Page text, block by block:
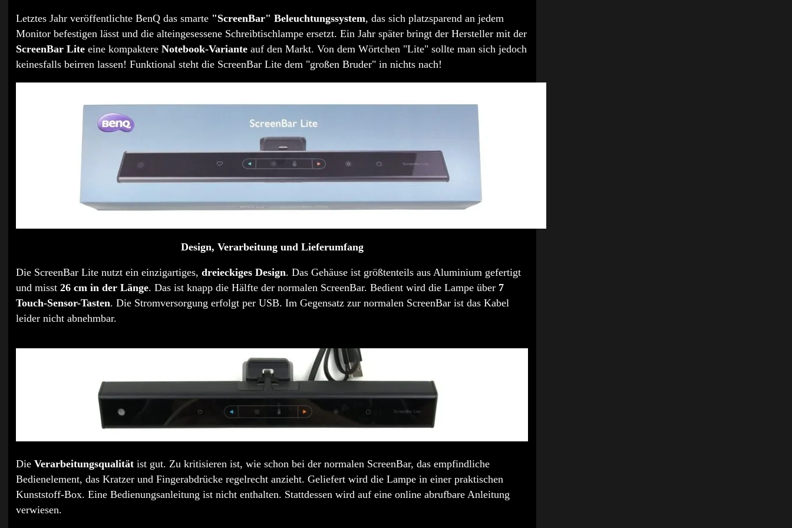
Letztes Jahr veröffentlichte BenQ das smarte "ScreenBar" Beleuchtungssystem, das sich platzsparend an jedem
Monitor befestigen lässt und die alteingesessene Schreibtischlampe ersetzt. Ein Jahr später bringt der Hersteller mit der
ScreenBar Lite eine kompaktere Notebook-Variante auf den Markt. Von dem Wörtchen "Lite" sollte man sich jedoch
keinesfalls beirren lassen! Funktional steht die ScreenBar Lite dem "großen Bruder" in nichts nach!
Design, Verarbeitung und Lieferumfang
Die ScreenBar Lite nutzt ein einzigartiges, dreieckiges Design. Das Gehäuse ist größtenteils aus Aluminium gefertigt
und misst 26 cm in der Länge. Das ist knapp die Hälfte der normalen ScreenBar. Bedient wird die Lampe über 7
Touch-Sensor-Tasten. Die Stromversorgung erfolgt per USB. Im Gegensatz zur normalen ScreenBar ist das Kabel
leider nicht abnehmbar.
Die Verarbeitungsqualität ist gut. Zu kritisieren ist, wie schon bei der normalen ScreenBar, das empfindliche
Bedienelement, das Kratzer und Fingerabdrücke regelrecht anzieht. Geliefert wird die Lampe in einer praktischen
Kunststoff-Box. Eine Bedienungsanleitung ist nicht enthalten. Stattdessen wird auf eine online abrufbare Anleitung
verwiesen.